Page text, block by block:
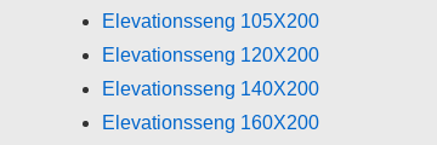
Elevationsseng 105X200
Elevationsseng 120X200
Elevationsseng 140X200
Elevationsseng 160X200